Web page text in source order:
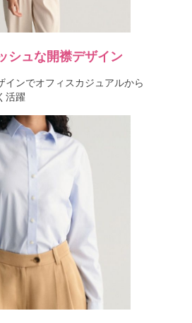
シュな開襟デザイン
インでオフィスカジュアルから
活躍